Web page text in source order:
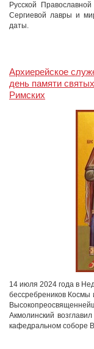
Русской
Сергиевой лавры и
даты.
Архиерейское
день памяти
Римских
14 июля 2024 года в
бессребреников Космы
Акмолинский
кафедральном соборе